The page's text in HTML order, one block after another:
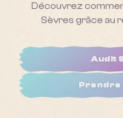
Découvrez
Sèvres grâce au
Audit
Prendre